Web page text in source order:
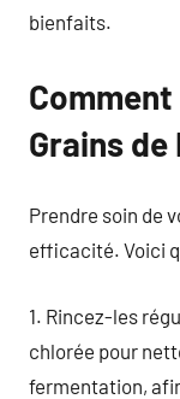
bienfaits.
Grains de
Prendre soin de
efficacité. Voici
1. Rincez-les
chlorée pour
fermentation,